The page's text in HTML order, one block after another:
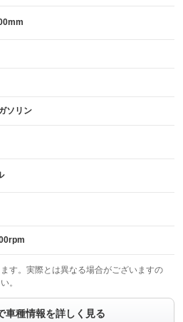
シートヒーター
：装備なし
フロントカメラ
：装備なし
ソリン
す。実際とは異なる場合がございますの
。
車種情報を詳しく見る